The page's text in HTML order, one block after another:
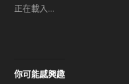
新
正在載入...
你可能感興趣